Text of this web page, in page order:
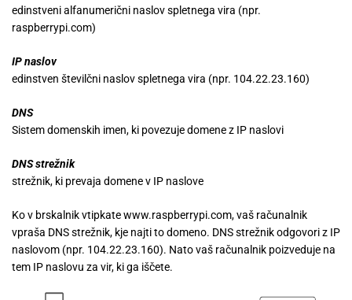
edinstveni alfanumerični naslov spletnega vira (npr.
raspberrypi.com)
IP naslov
edinstven številčni naslov spletnega vira (npr. 104.22.23.160)
DNS
Sistem domenskih imen, ki povezuje domene z IP naslovi
DNS strežnik
strežnik, ki prevaja domene v IP naslove
Ko v brskalnik vtipkate www.raspberrypi.com, vaš računalnik
vpraša DNS strežnik, kje najti to domeno. DNS strežnik odgovori z IP
naslovom (npr. 104.22.23.160). Nato vaš računalnik poizveduje na
tem IP naslovu za vir, ki ga iščete.